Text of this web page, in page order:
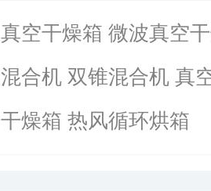
真空干燥箱 微波真空
混合机 双锥混合机 真
干燥箱 热风循环烘箱